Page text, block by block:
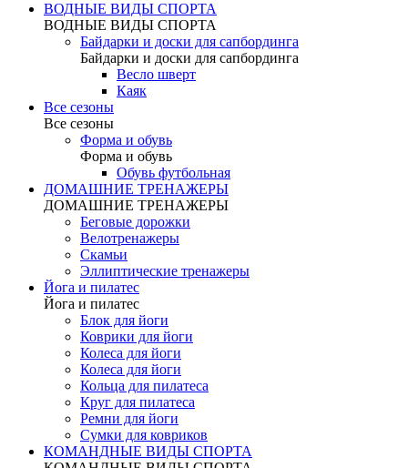
ВОДНЫЕ ВИДЫ СПОРТА
ВОДНЫЕ ВИДЫ СПОРТА
Байдарки и доски для сапбординга
Байдарки и доски для сапбординга
Весло шверт
Каяк
Все сезоны
Все сезоны
Форма и обувь
Форма и обувь
Обувь футбольная
ДОМАШНИЕ ТРЕНАЖЕРЫ
ДОМАШНИЕ ТРЕНАЖЕРЫ
Беговые дорожки
Велотренажеры
Скамьи
Эллиптические тренажеры
Йога и пилатес
Йога и пилатес
Блок для йоги
Коврики для йоги
Колеса для йоги
Колеса для йоги
Кольца для пилатеса
Круг для пилатеса
Ремни для йоги
Сумки для ковриков
КОМАНДНЫЕ ВИДЫ СПОРТА